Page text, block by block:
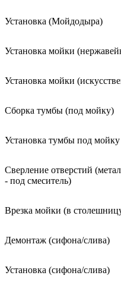
Установка (Мойдодыра)
Установка мойки
Установка мойки
Сборка тумбы (под мойку)
Установка тумбы под мойку
Сверление отверстий
- под смеситель)
Врезка мойки (в
Демонтаж (сифона/слива)
Установка (сифона/слива)